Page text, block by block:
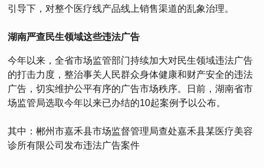
引导下，对整个医疗线产品线上销售渠道的乱象治理。
湖南严查民生领域这些违法广告
今年以来，全省市场监管部门持续加大对民生领域违法广告
的打击力度，整治事关人民群众身体健康和财产安全的违法
广告，切实维护公平有序的广告市场秩序。日前，湖南省市
场监管局选取今年以来已办结的10起案例予以公布。
其中：郴州市嘉禾县市场监督管理局查处嘉禾县某医疗美容
诊所有限公司发布违法广告案件